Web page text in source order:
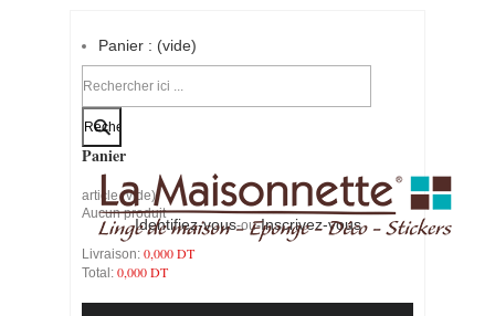
Identifiez-vous-ou-Inscrivez-vous
Panier : (vide)
Votre compte
Panier
article (vide)
Aucun produit
Livraison: 0,000 DT
Total: 0,000 DT